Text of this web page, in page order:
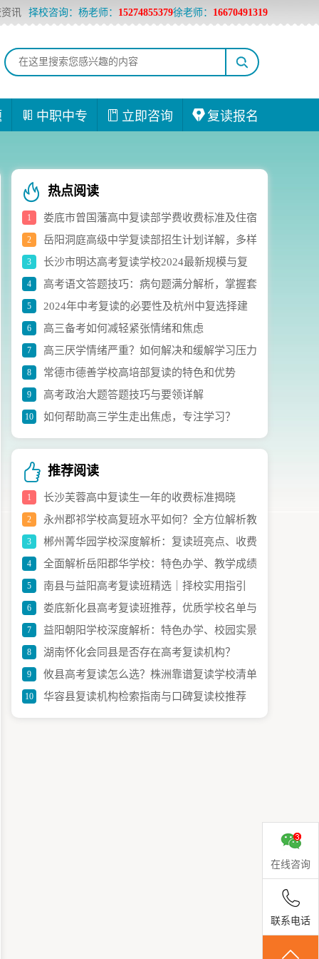
中职中专 立即咨询 复读报名
讯 择校咨询：杨老师： 15274855379徐老师： 16670491319
热点阅读
1
娄底市曾国藩高中复读部学费收费标准及住宿
费用详解
2
岳阳洞庭高级中学复读部招生计划详解，多样
化选科组合助力学生成长
3
长沙市明达高考复读学校2024最新规模与复
读生人数实时统计
4
高考语文答题技巧：病句题满分解析，掌握套
路轻松应对
5
2024年中考复读的必要性及杭州中复选择建
议
6 高三备考如何减轻紧张情绪和焦虑
7 高三厌学情绪严重？如何解决和缓解学习压力
8 常德市德善学校高培部复读的特色和优势
9 高考政治大题答题技巧与要领详解
10 如何帮助高三学生走出焦虑，专注学习？
推荐阅读
1 长沙芙蓉高中复读生一年的收费标准揭晓
2
永州郡祁学校高复班水平如何？全方位解析教
学实力与升学成效
3
郴州菁华园学校深度解析：复读班亮点、收费
与办学特色全指南
4
全面解析岳阳郡华学校：特色办学、教学成绩
与获奖亮点
5 南县与益阳高考复读班精选｜择校实用指引
6
娄底新化县高考复读班推荐，优质学校名单与
择校指南请查收
7
益阳朝阳学校深度解析：特色办学、校园实景
与招生全攻略
8 湖南怀化会同县是否存在高考复读机构？
9
攸县高考复读怎么选？株洲靠谱复读学校清单
与建议
10 华容县复读机构检索指南与口碑复读校推荐
在线咨询
联系电话